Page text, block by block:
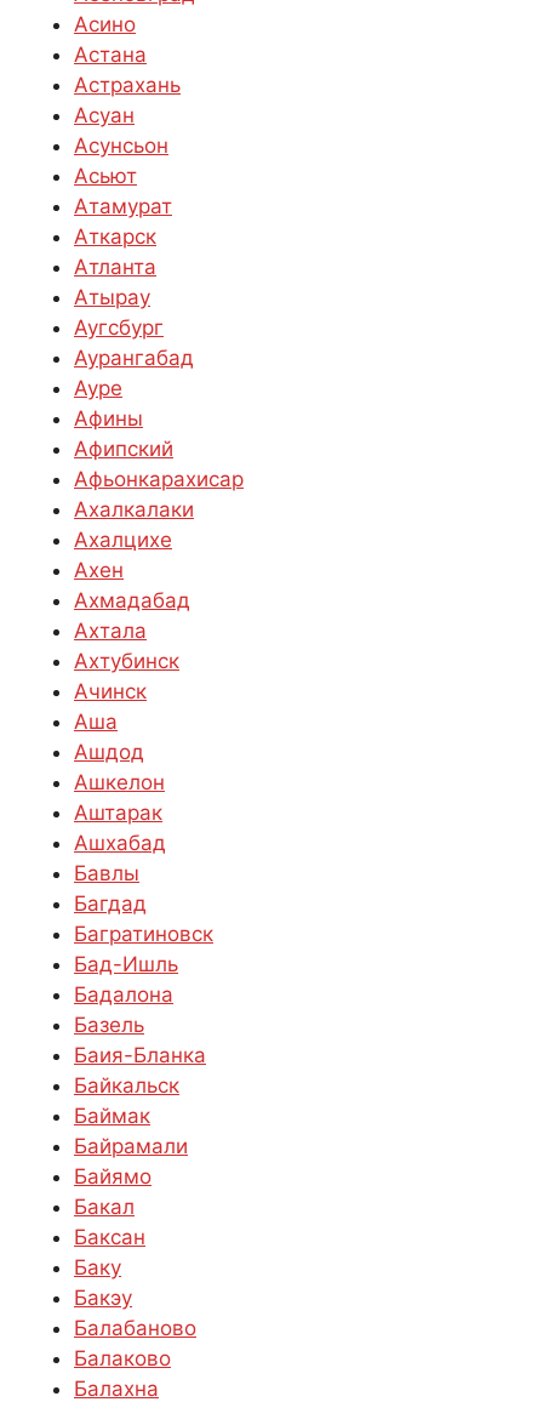
Асино
Астана
Астрахань
Асуан
Асунсьон
Асьют
Атамурат
Аткарск
Атланта
Атырау
Аугсбург
Аурангабад
Ауре
Афины
Афипский
Афьонкарахисар
Ахалкалаки
Ахалцихе
Ахен
Ахмадабад
Ахтала
Ахтубинск
Ачинск
Аша
Ашдод
Ашкелон
Аштарак
Ашхабад
Бавлы
Багдад
Багратиновск
Бад-Ишль
Бадалона
Базель
Баия-Бланка
Байкальск
Баймак
Байрамали
Байямо
Бакал
Баксан
Баку
Бакэу
Балабаново
Балаково
Балахна